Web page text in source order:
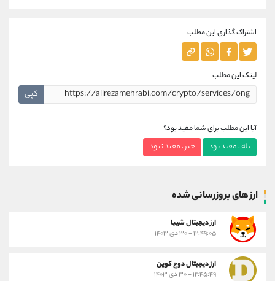
اشتراک گذاری این مطلب
لینک این مطلب
کپی
آیا این مطلب برای شما مفید بود؟
بله ، مفید بود خیر ، مفید نبود
ارز های بروزرسانی شده
ارز ديجيتال شیبا
۱۲:۴۹:۰۵ - ۳۰ دی ۱۴۰۳
ارز دیجیتال دوج کوین
۱۲:۴۵:۴۹ - ۳۰ دی ۱۴۰۳